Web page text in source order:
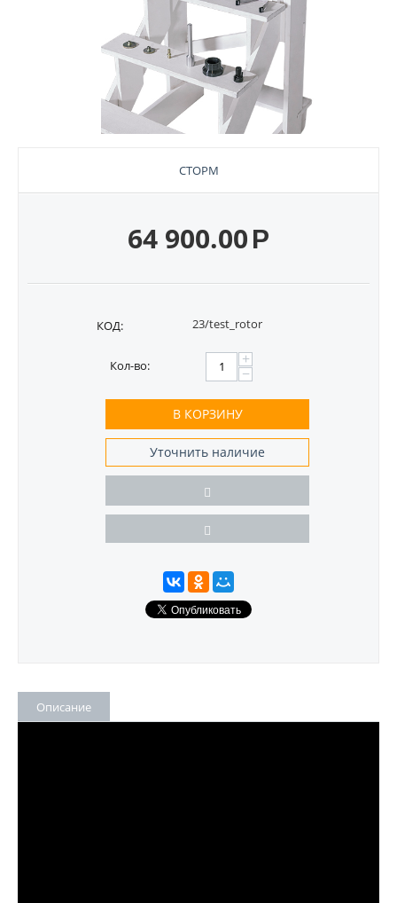
СТОРМ
64 900.00 Р
КОД: 23/test_rotor
Кол-во: +
−
В КОРЗИНУ
Уточнить наличие
Описание